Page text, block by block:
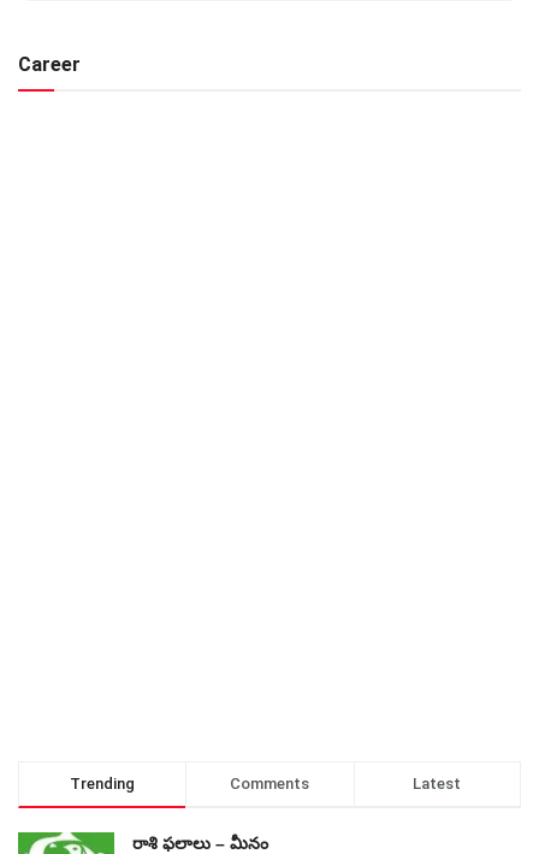
Career
Trending Comments Latest
రాశి ఫలాలు – మీనం